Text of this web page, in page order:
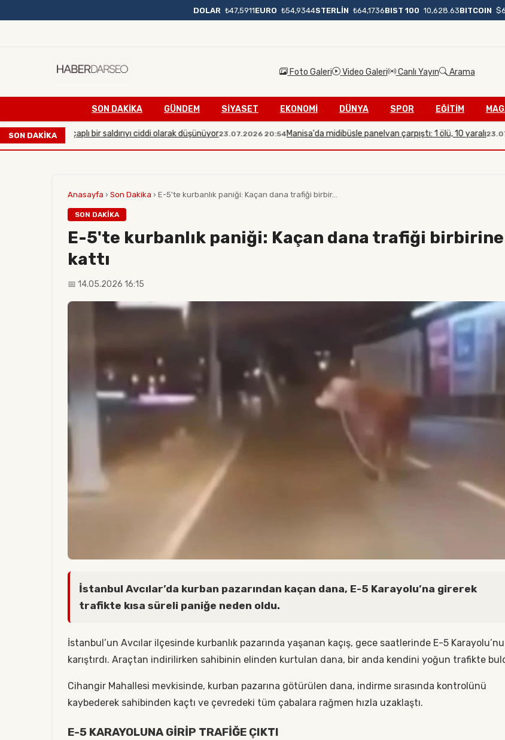
DOLAR ₺47,5911EURO ₺54,9344STERLİN ₺64,1736BIST 100 10,628.63BITCOIN
Foto Galeri Video Galeri Canlı Yayın Arama
SON DAKIKA GÜNDEM SİYASET EKONOMİ DÜNYA SPOR EĞİTİM
SON DAKİKA
büyük çaplı bir saldırıyı ciddi olarak düşünüyor23.07.2026 20:54Manisa'da midibüsle panelvan çarpıştı: 1 ölü, 10 yaralı23.07.2026
Anasayfa › Son Dakika › E-5'te kurbanlık paniği: Kaçan dana trafiği birbir...
SON DAKIKA
E-5'te kurbanlık paniği: Kaçan dana trafiği birbirine
kattı
📅 14.05.2026 16:15
İstanbul Avcılar’da kurban pazarından kaçan dana, E-5 Karayolu’na girerek
trafikte kısa süreli paniğe neden oldu.
İstanbul’un Avcılar ilçesinde kurbanlık pazarında yaşanan kaçış, gece saatlerinde E-5 Karayolu’nu
karıştırdı. Araçtan indirilirken sahibinin elinden kurtulan dana, bir anda kendini yoğun trafikte
Cihangir Mahallesi mevkisinde, kurban pazarına götürülen dana, indirme sırasında kontrolünü
kaybederek sahibinden kaçtı ve çevredeki tüm çabalara rağmen hızla uzaklaştı.
E-5 KARAYOLUNA GİRİP TRAFİĞE ÇIKTI